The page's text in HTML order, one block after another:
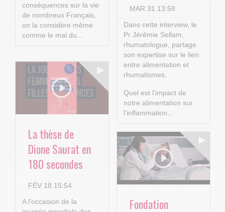
conséquences sur la vie
de nombreux Français,
on la considère même
comme le mal du...
MAR 31 13:58
Dans cette interview, le
Pr Jérémie Sellam,
rhumatologue, partage
son expertise sur le lien
entre alimentation et
rhumatismes.
Quel est l’impact de
notre alimentation sur
l’inflammation...
La thèse de
Dione Saurat en
180 secondes
FÉV 18 15:54
A l'occasion de la
Fondation